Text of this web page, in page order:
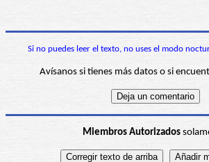
Si no puedes leer el texto, no uses el modo
Avísanos si tienes más datos o si
Miembros Autorizados